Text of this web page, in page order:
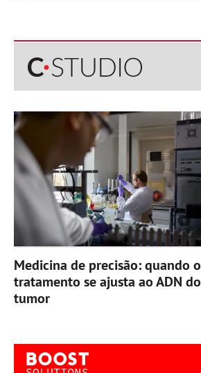
Medicina de precisão: quando o
tratamento se ajusta ao ADN do
tumor